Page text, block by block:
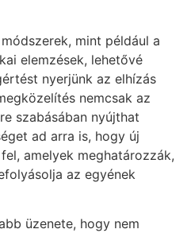
mint például a
elemzések, lehetővé
nyerjünk az elhízás
nemcsak az
szabásában nyújthat
ad arra is, hogy új
amelyek meghatározzák,
az egyének
üzenete, hogy nem